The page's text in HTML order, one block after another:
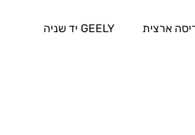
GEELY יד שניה